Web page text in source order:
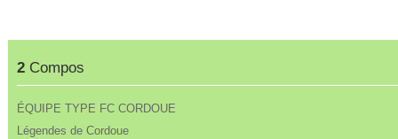
2Compos
ÉQUIPE TYPE FC CORDOUE
Légendes de Cordoue